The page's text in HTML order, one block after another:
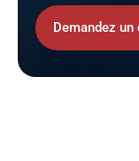
Demandez un